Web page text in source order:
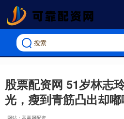
股票配资网 51岁林志
光，瘦到青筋凸出却
网站：富赢网配资